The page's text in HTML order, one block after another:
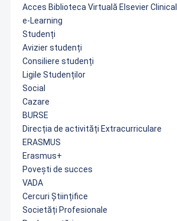
Acces Biblioteca Virtuală Elsevier
e-Learning
Studenți
Avizier studenți
Consiliere studenți
Ligile Studenților
Social
Cazare
BURSE
Direcția de activități Extracurriculare
ERASMUS
Erasmus+
Povești de succes
VADA
Cercuri Științifice
Societăți Profesionale